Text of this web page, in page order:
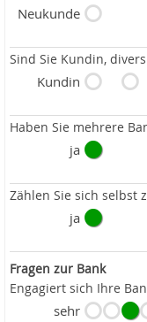
Neukunde
Sind Sie Kundin,
Kundin
Haben Sie mehrere
ja
Zählen Sie sich selbst
ja
Fragen zur Bank
Engagiert sich Ihre
sehr